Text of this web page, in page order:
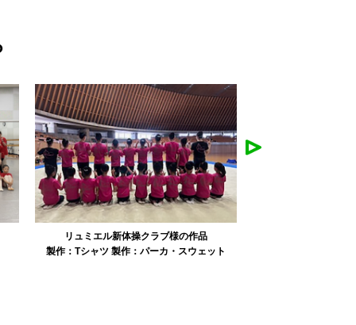
みかえり美人様の作品
製作：タオル製作：その他グッズ